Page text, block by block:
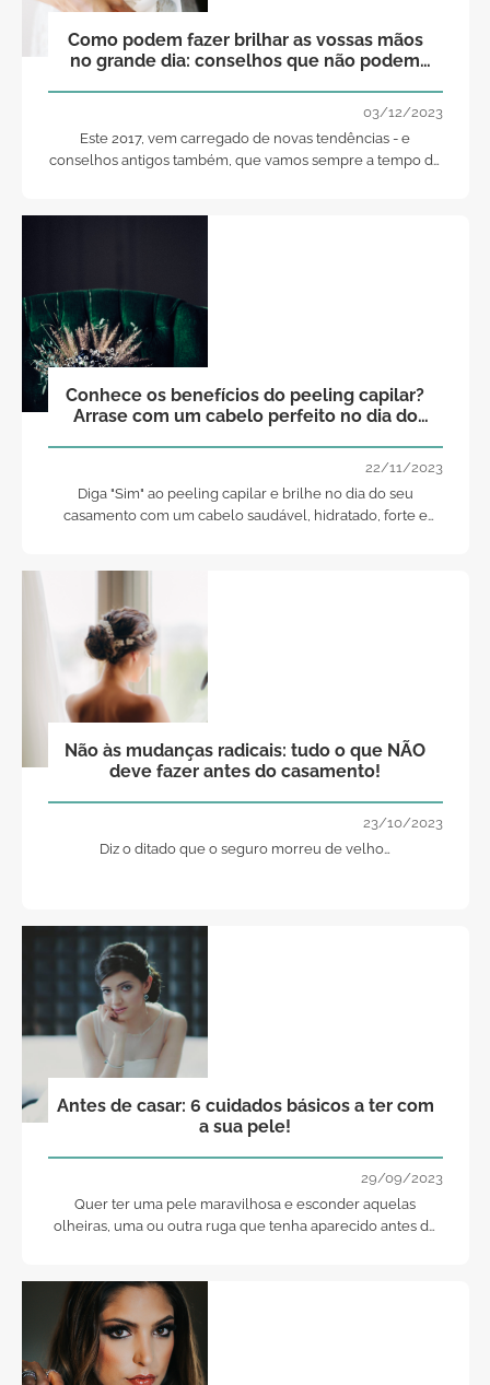
Como podem fazer brilhar as vossas mãos
no grande dia: conselhos que não podem
03/12/2023
Este 2017, vem carregado de novas tendências - e
conselhos antigos também, que vamos sempre a tempo de
Conhece os benefícios do peeling capilar?
Arrase com um cabelo perfeito no dia do
22/11/2023
Diga "Sim" ao peeling capilar e brilhe no dia do seu
casamento com um cabelo saudável, hidratado, forte e
Não às mudanças radicais: tudo o que NÃO
deve fazer antes do casamento!
23/10/2023
Diz o ditado que o seguro morreu de velho…
Antes de casar: 6 cuidados básicos a ter com
a sua pele!
29/09/2023
Quer ter uma pele maravilhosa e esconder aquelas
olheiras, uma ou outra ruga que tenha aparecido antes do